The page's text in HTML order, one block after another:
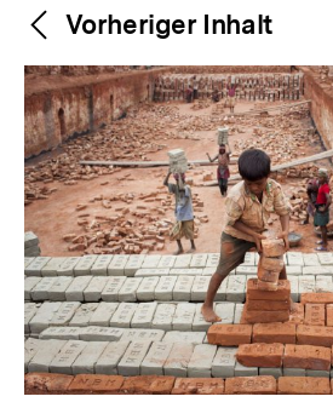
Weitere
Inhalte
Content-
Navigation
Vorheriger Inhalt